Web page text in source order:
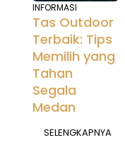
INFORMASI
Tas Outdoor
Terbaik: Tips
Memilih yang
Tahan
Segala
Medan
SELENGKAPNYA